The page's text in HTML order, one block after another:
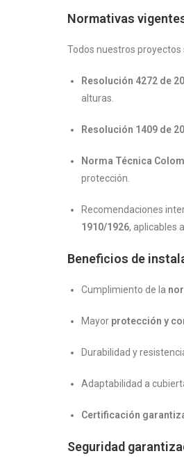
Normativas
Todos nuestros
Resolución 4272 de
alturas.
Resolución 1409 de
Norma Técnica
protección.
Recomendaciones
1910/1926, aplicables
Beneficios de
Cumplimiento de la
Mayor protección y
Durabilidad y
Adaptabilidad a
Certificación
Seguridad